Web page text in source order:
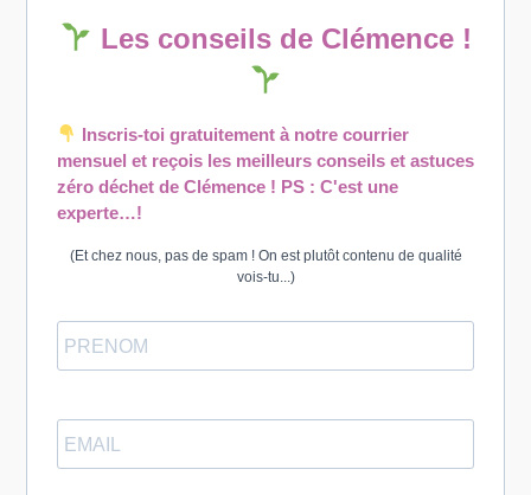
Les conseils de Clémence !
Inscris-toi gratuitement à notre courrier
mensuel et reçois les meilleurs conseils et astuces
zéro déchet de Clémence ! PS : C'est une
experte…!
(Et chez nous, pas de spam ! On est plutôt contenu de qualité
vois-tu...)